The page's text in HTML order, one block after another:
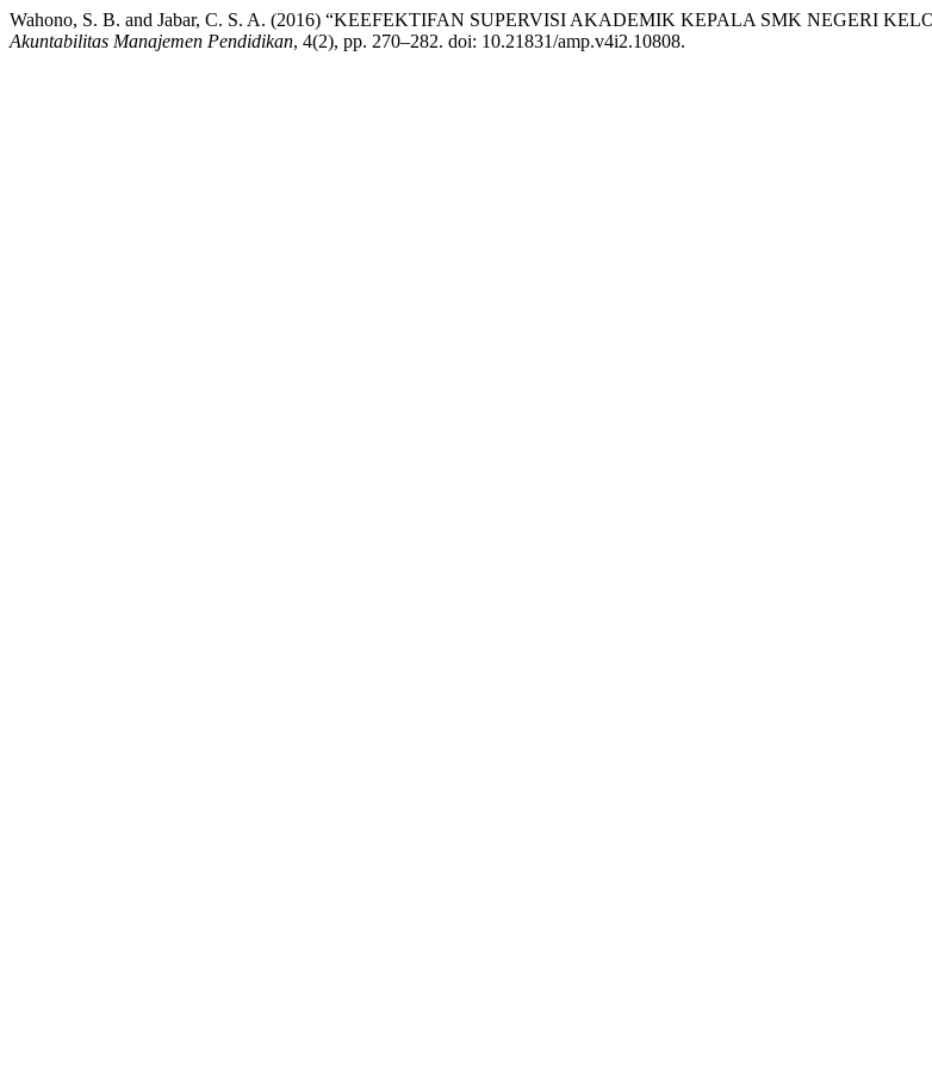
Wahono, S. B. and Jabar, C. S. A. (2016) “KEEFEKTIFAN SUPERVISI AKADEMIK KEPALA SMK NEGERI
Akuntabilitas Manajemen Pendidikan, 4(2), pp. 270–282. doi: 10.21831/amp.v4i2.10808.